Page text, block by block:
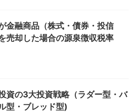
金融商品（株式・債券・投信
売却した場合の源泉徴収税率
資の3大投資戦略（ラダー型・バ
型・ブレッド型)